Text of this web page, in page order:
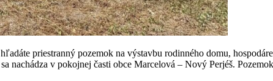
pozemok na výstavbu rodinného domu,
nachádza v pokojnej časti obce Marcelová – Nový Perjéš.